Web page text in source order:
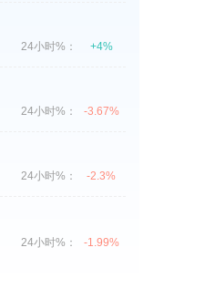
24小时%： +4%
24小时%： -3.67%
24小时%： -2.3%
24小时%： -1.99%